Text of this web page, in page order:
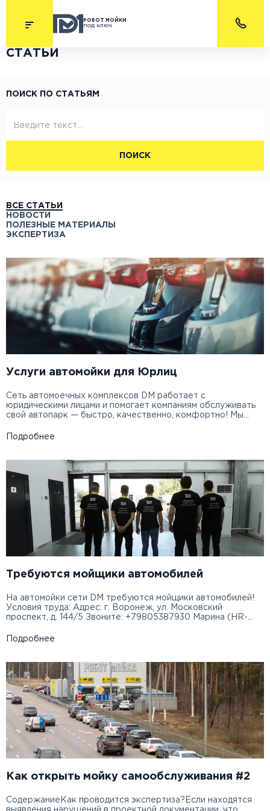
РОБОТ МОЙКИ
под ключ
СТАТЬИ
ПОИСК ПО СТАТЬЯМ
ПОИСК
ВСЕ СТАТЬИ
НОВОСТИ
ПОЛЕЗНЫЕ МАТЕРИАЛЫ
ЭКСПЕРТИЗА
Услуги автомойки для Юрлиц
Сеть автомоечных комплексов DM работает с
юридическими лицами и помогает компаниям обслуживать
свой автопарк — быстро, качественно, комфортно! Мы
автомоечных комплексов DM для ваших сотрудников, как
выбирает, как ему удобнее DM — практичное и удобное
решение для корпоративного автопарка. […]
Подробнее
Требуются мойщики автомобилей
На автомойки сети DM требуются мойщики автомобилей!
Условия труда: Адрес: г. Воронеж, ул. Московский
проспект, д. 144/5 Звоните: +79805387930 Марина (HR-
Подробнее
Как открыть мойку самообслуживания #2
СодержаниеКак проводится экспертиза?Если находятся